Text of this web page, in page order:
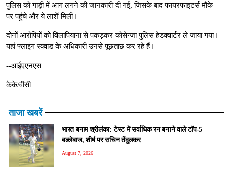
पुलिस को गाड़ी में आग लगने की जानकारी दी गई, जिसके बाद फायरफाइटर्स मौके
पर पहुंचे और ये लाशें मिलीं।
दोनों आरोपियों को विलापियाना से पकड़कर कोसेन्जा पुलिस हेडक्वार्टर ले जाया गया।
यहां फ्लाइंग स्क्वाड के अधिकारी उनसे पूछताछ कर रहे हैं।
--आईएएनएस
केके/वीसी
ताजा खबरें
भारत बनाम श्रीलंका: टेस्ट में सर्वाधिक रन बनाने वाले टॉप-5
बल्लेबाज, शीर्ष पर सचिन तेंदुलकर
August 7, 2026